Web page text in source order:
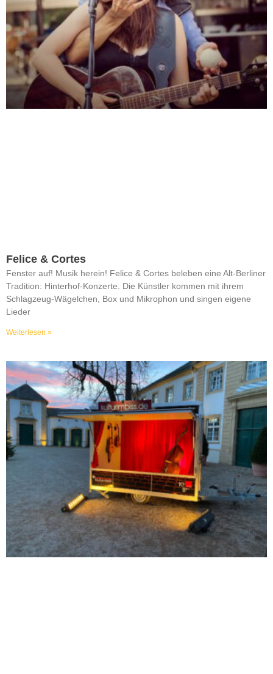
Felice & Cortes
Fenster auf! Musik herein! Felice & Cortes beleben eine Alt-Berliner
Tradition: Hinterhof-Konzerte. Die Künstler kommen mit ihrem
Schlagzeug-Wägelchen, Box und Mikrophon und singen eigene
Lieder
Weiterlesen »